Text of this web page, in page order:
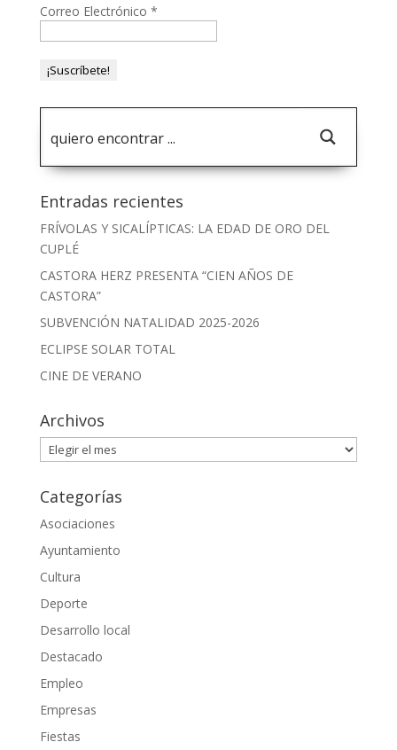
Correo Electrónico *
Entradas recientes
FRÍVOLAS Y SICALÍPTICAS: LA EDAD DE ORO DEL
CUPLÉ
CASTORA HERZ PRESENTA “CIEN AÑOS DE
CASTORA”
SUBVENCIÓN NATALIDAD 2025-2026
ECLIPSE SOLAR TOTAL
CINE DE VERANO
Archivos
Archivos
Categorías
Asociaciones
Ayuntamiento
Cultura
Deporte
Desarrollo local
Destacado
Empleo
Empresas
Fiestas